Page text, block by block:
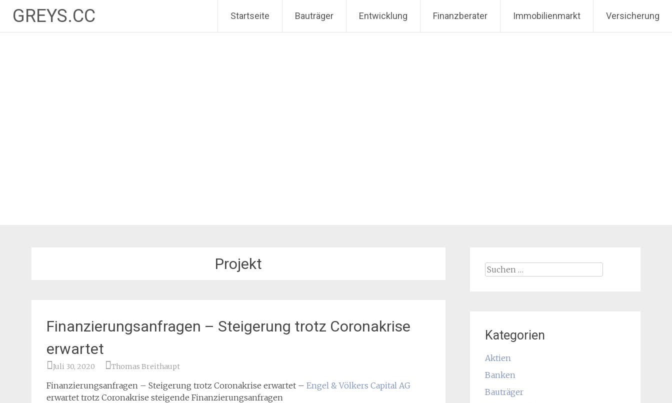
Inhalt
springen
GREYS.CC Startseite Bauträger Entwicklung Finanzberater Immobilienmarkt Versicherung
Projekt
Finanzierungsanfragen – Steigerung trotz Coronakrise
erwartet
Juli 30, 2020 Thomas Breithaupt
Finanzierungsanfragen – Steigerung trotz Coronakrise erwartet – Engel & Völkers Capital AG
erwartet trotz Coronakrise steigende Finanzierungsanfragen
Suchen
Kategorien
Aktien
Banken
Bauträger